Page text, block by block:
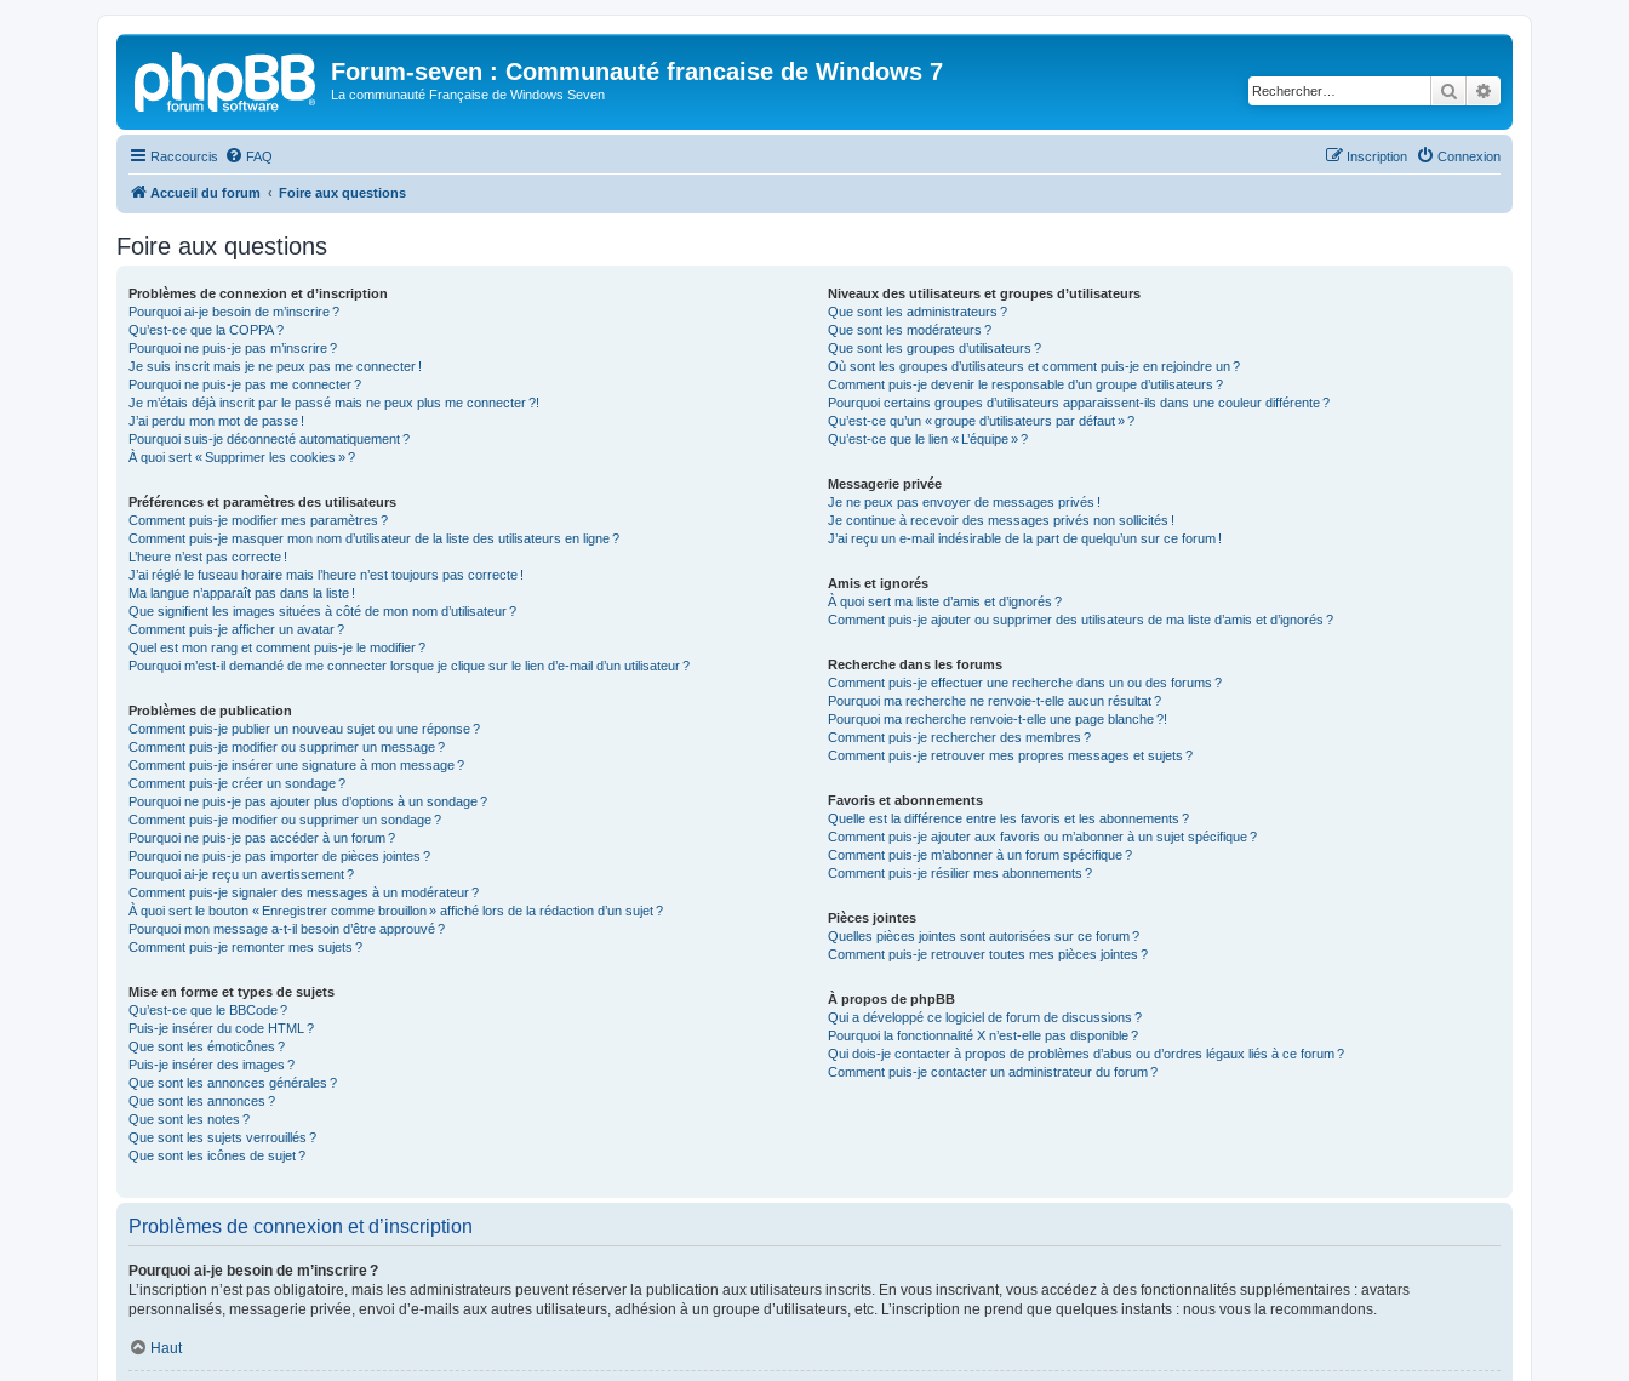
Forum-seven : Communauté francaise de Windows 7
La communauté Française de Windows Seven Rechercher
Raccourcis FAQ Connexion
Inscription
Accueil du forum Foire aux questions
Foire aux questions
Problèmes de connexion et d’inscription
Pourquoi ai-je besoin de m’inscrire ?
Qu’est-ce que la COPPA ?
Pourquoi ne puis-je pas m’inscrire ?
Je suis inscrit mais je ne peux pas me connecter !
Pourquoi ne puis-je pas me connecter ?
Je m’étais déjà inscrit par le passé mais ne peux plus me connecter ?!
J’ai perdu mon mot de passe !
Pourquoi suis-je déconnecté automatiquement ?
À quoi sert « Supprimer les cookies » ?
Préférences et paramètres des utilisateurs
Comment puis-je modifier mes paramètres ?
Comment puis-je masquer mon nom d’utilisateur de la liste des utilisateurs en ligne ?
L’heure n’est pas correcte !
J’ai réglé le fuseau horaire mais l’heure n’est toujours pas correcte !
Ma langue n’apparaît pas dans la liste !
Que signifient les images situées à côté de mon nom d’utilisateur ?
Comment puis-je afficher un avatar ?
Quel est mon rang et comment puis-je le modifier ?
Pourquoi m’est-il demandé de me connecter lorsque je clique sur le lien d’e-mail d’un utilisateur ?
Problèmes de publication
Comment puis-je publier un nouveau sujet ou une réponse ?
Comment puis-je modifier ou supprimer un message ?
Comment puis-je insérer une signature à mon message ?
Comment puis-je créer un sondage ?
Pourquoi ne puis-je pas ajouter plus d’options à un sondage ?
Comment puis-je modifier ou supprimer un sondage ?
Pourquoi ne puis-je pas accéder à un forum ?
Pourquoi ne puis-je pas importer de pièces jointes ?
Pourquoi ai-je reçu un avertissement ?
Comment puis-je signaler des messages à un modérateur ?
À quoi sert le bouton « Enregistrer comme brouillon » affiché lors de la rédaction d’un sujet ?
Pourquoi mon message a-t-il besoin d’être approuvé ?
Comment puis-je remonter mes sujets ?
Mise en forme et types de sujets
Qu’est-ce que le BBCode ?
Puis-je insérer du code HTML ?
Que sont les émoticônes ?
Puis-je insérer des images ?
Que sont les annonces générales ?
Que sont les annonces ?
Que sont les notes ?
Que sont les sujets verrouillés ?
Que sont les icônes de sujet ?
Niveaux des utilisateurs et groupes d’utilisateurs
Que sont les administrateurs ?
Que sont les modérateurs ?
Que sont les groupes d’utilisateurs ?
Où sont les groupes d’utilisateurs et comment puis-je en rejoindre un ?
Comment puis-je devenir le responsable d’un groupe d’utilisateurs ?
Pourquoi certains groupes d’utilisateurs apparaissent-ils dans une couleur différente ?
Qu’est-ce qu’un « groupe d’utilisateurs par défaut » ?
Qu’est-ce que le lien « L’équipe » ?
Messagerie privée
Je ne peux pas envoyer de messages privés !
Je continue à recevoir des messages privés non sollicités !
J’ai reçu un e-mail indésirable de la part de quelqu’un sur ce forum !
Amis et ignorés
À quoi sert ma liste d’amis et d’ignorés ?
Comment puis-je ajouter ou supprimer des utilisateurs de ma liste d’amis et d’ignorés ?
Recherche dans les forums
Comment puis-je effectuer une recherche dans un ou des forums ?
Pourquoi ma recherche ne renvoie-t-elle aucun résultat ?
Pourquoi ma recherche renvoie-t-elle une page blanche ?!
Comment puis-je rechercher des membres ?
Comment puis-je retrouver mes propres messages et sujets ?
Favoris et abonnements
Quelle est la différence entre les favoris et les abonnements ?
Comment puis-je ajouter aux favoris ou m’abonner à un sujet spécifique ?
Comment puis-je m’abonner à un forum spécifique ?
Comment puis-je résilier mes abonnements ?
Pièces jointes
Quelles pièces jointes sont autorisées sur ce forum ?
Comment puis-je retrouver toutes mes pièces jointes ?
À propos de phpBB
Qui a développé ce logiciel de forum de discussions ?
Pourquoi la fonctionnalité X n’est-elle pas disponible ?
Qui dois-je contacter à propos de problèmes d’abus ou d’ordres légaux liés à ce forum ?
Comment puis-je contacter un administrateur du forum ?
Problèmes de connexion et d’inscription
Pourquoi ai-je besoin de m’inscrire ?
L’inscription n’est pas obligatoire, mais les administrateurs peuvent réserver la publication aux utilisateurs inscrits. En vous inscrivant, vous accédez à des fonctionnalités supplémentaires : avatars
personnalisés, messagerie privée, envoi d’e-mails aux autres utilisateurs, adhésion à un groupe d’utilisateurs, etc. L’inscription ne prend que quelques instants : nous vous la recommandons.
Haut